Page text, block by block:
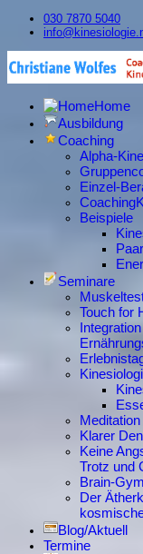
030 7870 5040
Home
Ausbildung
Coaching
Alpha-
Einzel-
Beispiele
Seminare
Touch for
Meditation
Klarer
Keine
Trotz und
Brain-
Der
Blog/Aktuell
Termine